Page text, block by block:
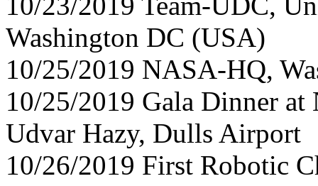
Washington DC (USA)
10/25/2019 NASA-HQ,
10/25/2019 Gala Dinner
Udvar Hazy, Dulls Airport
10/26/2019 First Robotic